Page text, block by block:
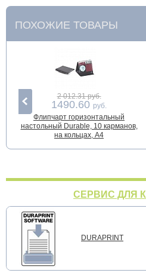
ПОХОЖИЕ ТОВАРЫ
2 012.31 руб.
1490.60 руб.
Флипчарт горизонтальный
настольный Durable, 10 карманов,
на кольцах, А4
СЕРВИС ДЛЯ
DURAPRINT